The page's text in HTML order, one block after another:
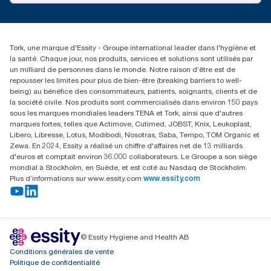
+216 71 11 60 00
52 Rue 8601 ZI CHARGUIA 1
BP194.Tunis, Tunisie
Tork, une marque d'Essity - Groupe international leader dans l'hygiène et
la santé. Chaque jour, nos produits, services et solutions sont utilisés par
un milliard de personnes dans le monde. Notre raison d’être est de
repousser les limites pour plus de bien-être (breaking barriers to well-
being) au bénéfice des consommateurs, patients, soignants, clients et de
la société civile. Nos produits sont commercialisés dans environ 150 pays
sous les marques mondiales leaders TENA et Tork, ainsi que d'autres
marques fortes, telles que Actimove, Cutimed, JOBST, Knix, Leukoplast,
Libero, Libresse, Lotus, Modibodi, Nosotras, Saba, Tempo, TOM Organic et
Zewa. En 2024, Essity a réalisé un chiffre d'affaires net de 13 milliards
d'euros et comptait environ 36.000 collaborateurs. Le Groupe a son siège
mondial à Stockholm, en Suède, et est coté au Nasdaq de Stockholm.
Plus d’informations sur www.essity.com www.essity.com
© Essity Hygiene and Health AB
Conditions générales de vente
Politique de confidentialité